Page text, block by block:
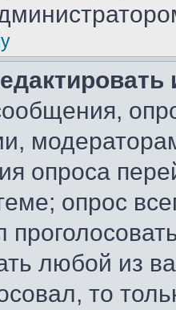
опроса
опрос
любой из
то